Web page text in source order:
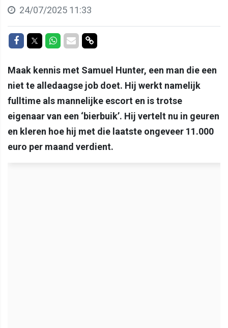
24/07/2025 11:33
Delen op Facebook
Delen op Twitter
Delen op Whatsapp
Delen via Mail
Delen via link
Maak kennis met Samuel Hunter, een man die een
niet te alledaagse job doet. Hij werkt namelijk
fulltime als mannelijke escort en is trotse
eigenaar van een ‘bierbuik’. Hij vertelt nu in geuren
en kleren hoe hij met die laatste ongeveer 11.000
euro per maand verdient.